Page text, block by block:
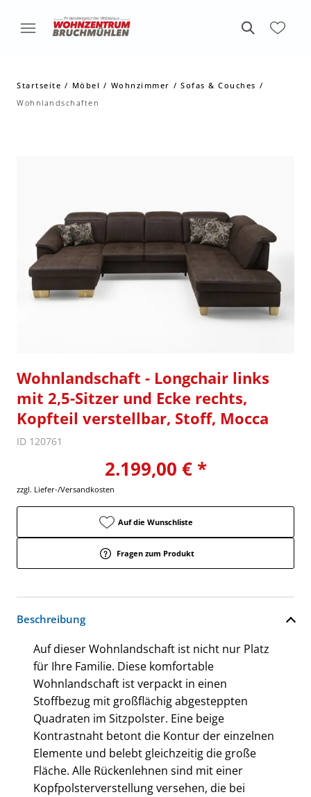
Startseite Möbel Wohnzimmer
Sofas & Couches
Wohnlandschaften
Wohnlandschaft - Longchair links
mit 2,5-Sitzer und Ecke rechts,
Kopfteil verstellbar, Stoff, Mocca
ID 120761
2.199,00 € *
zzgl. Liefer-/Versandkosten
Auf die Wunschliste
Fragen zum Produkt
Beschreibung
Auf dieser Wohnlandschaft ist nicht nur Platz
für Ihre Familie. Diese komfortable
Wohnlandschaft ist verpackt in einen
Stoffbezug mit großflächig abgesteppten
Quadraten im Sitzpolster. Eine beige
Kontrastnaht betont die Kontur der einzelnen
Elemente und belebt gleichzeitig die große
Fläche. Alle Rückenlehnen sind mit einer
Kopfpolsterverstellung versehen, die bei